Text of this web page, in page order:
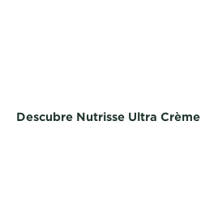
Descubre Nutrisse Ultra Crème